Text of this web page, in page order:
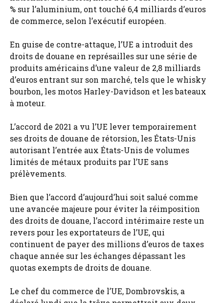
% sur l’aluminium, ont touché 6,4 milliards d’euros
de commerce, selon l’exécutif européen.
En guise de contre-attaque, l’UE a introduit des
droits de douane en représailles sur une série de
produits américains d’une valeur de 2,8 milliards
d’euros entrant sur son marché, tels que le whisky
bourbon, les motos Harley-Davidson et les bateaux
à moteur.
L’accord de 2021 a vu l’UE lever temporairement
ses droits de douane de rétorsion, les États-Unis
autorisant l’entrée aux États-Unis de volumes
limités de métaux produits par l’UE sans
prélèvements.
Bien que l’accord d’aujourd’hui soit salué comme
une avancée majeure pour éviter la réimposition
des droits de douane, l’accord intérimaire reste un
revers pour les exportateurs de l’UE, qui
continuent de payer des millions d’euros de taxes
chaque année sur les échanges dépassant les
quotas exempts de droits de douane.
Le chef du commerce de l’UE, Dombrovskis, a